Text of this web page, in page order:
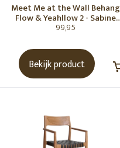
Meet Me at the Wall Behang
Flow & Yeahllow 2 - Sabine
van Vessem
99,95
Bekijk product